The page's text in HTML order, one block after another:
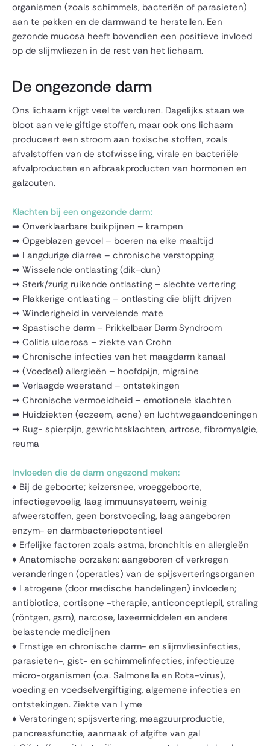
organismen (zoals schimmels, bacteriën of parasieten)
aan te pakken en de darmwand te herstellen. Een
gezonde mucosa heeft bovendien een positieve invloed
op de slijmvliezen in de rest van het lichaam.
De ongezonde darm
Ons lichaam krijgt veel te verduren. Dagelijks staan we
bloot aan vele giftige stoffen, maar ook ons lichaam
produceert een stroom aan toxische stoffen, zoals
afvalstoffen van de stofwisseling, virale en bacteriële
afvalproducten en afbraakproducten van hormonen en
galzouten.
Klachten bij een ongezonde darm:
➡ Onverklaarbare buikpijnen – krampen
➡ Opgeblazen gevoel – boeren na elke maaltijd
➡ Langdurige diarree – chronische verstopping
➡ Wisselende ontlasting (dik-dun)
➡ Sterk/zurig ruikende ontlasting – slechte vertering
➡ Plakkerige ontlasting – ontlasting die blijft drijven
➡ Winderigheid in vervelende mate
➡ Spastische darm – Prikkelbaar Darm Syndroom
➡ Colitis ulcerosa – ziekte van Crohn
➡ Chronische infecties van het maagdarm kanaal
➡ (Voedsel) allergieën – hoofdpijn, migraine
➡ Verlaagde weerstand – ontstekingen
➡ Chronische vermoeidheid – emotionele klachten
➡ Huidziekten (eczeem, acne) en luchtwegaandoeningen
➡ Rug- spierpijn, gewrichtsklachten, artrose, fibromyalgie,
reuma
Invloeden die de darm ongezond maken:
♦ Bij de geboorte; keizersnee, vroeggeboorte,
infectiegevoelig, laag immuunsysteem, weinig
afweerstoffen, geen borstvoeding, laag aangeboren
enzym- en darmbacteriepotentieel
♦ Erfelijke factoren zoals astma, bronchitis en allergieën
♦ Anatomische oorzaken: aangeboren of verkregen
veranderingen (operaties) van de spijsverteringsorganen
♦ Latrogene (door medische handelingen) invloeden;
antibiotica, cortisone -therapie, anticonceptiepil, straling
(röntgen, gsm), narcose, laxeermiddelen en andere
belastende medicijnen
♦ Ernstige en chronische darm- en slijmvliesinfecties,
parasieten-, gist- en schimmelinfecties, infectieuze
micro-organismen (o.a. Salmonella en Rota-virus),
voeding en voedselvergiftiging, algemene infecties en
ontstekingen. Ziekte van Lyme
♦ Verstoringen; spijsvertering, maagzuurproductie,
pancreasfunctie, aanmaak of afgifte van gal